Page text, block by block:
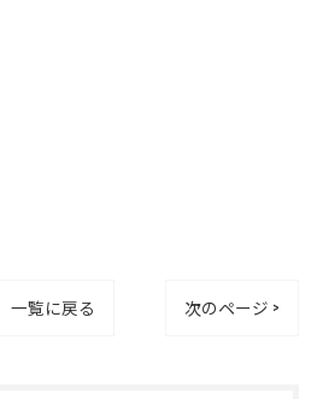
一覧に戻る 次のページ >